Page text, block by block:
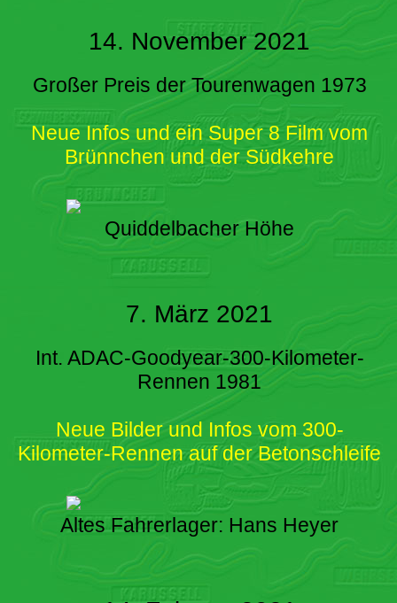
14. November 2021
Großer Preis der Tourenwagen 1973
Neue Infos und ein Super 8 Film vom
Brünnchen und der Südkehre
Quiddelbacher Höhe
7. März 2021
Int. ADAC-Goodyear-300-Kilometer-
Rennen 1981
Neue Bilder und Infos vom 300-
Kilometer-Rennen auf der Betonschleife
Altes Fahrerlager: Hans Heyer